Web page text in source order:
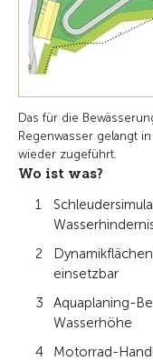
Das für die
Regenwasser gelangt
wieder zugeführt.
Wo ist was?
einsetzbar
Aquaplaning-
Wasserhöhe
Motorrad-